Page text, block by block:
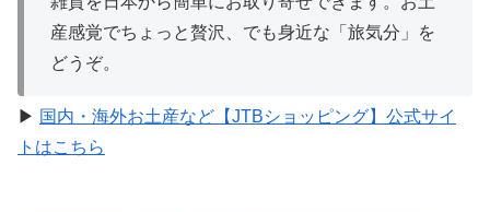
産感覚でちょっと贅沢、でも身近な「旅気分」を
どうぞ。
▶︎ 国内・海外お土産など【JTBショッピング】公式サイ
トはこちら